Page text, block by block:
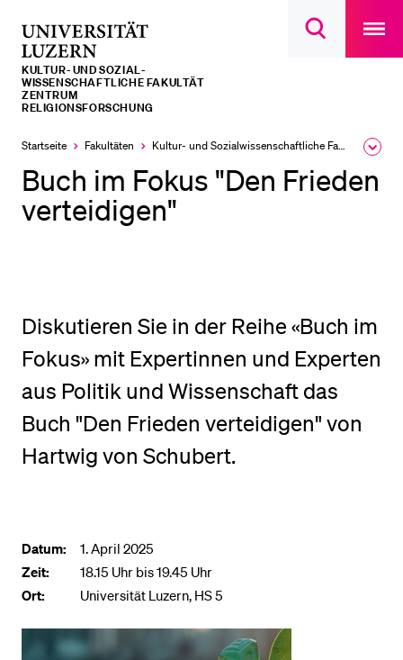
Suchdialog
main
KULTUR- UND SOZIAL­­­
WISSENSCHAFTLICHE FAKULTÄT
ZENTRUM
RELIGIONSFORSCHUNG
Startseite Fakultäten Kultur- und Sozial­­wissenschaftliche Fakultät
Buch im Fokus "Den Frieden
verteidigen"
Diskutieren Sie in der Reihe «Buch im
Fokus» mit Expertinnen und Experten
aus Politik und Wissenschaft das
Buch "Den Frieden verteidigen" von
Hartwig von Schubert.
Datum:
1. April 2025
Zeit:
18.15 Uhr bis 19.45 Uhr
Ort:
Universität Luzern, HS 5
LETZTE SUCHEN
Sie haben noch keine Suche getätigt.
Schulklassen und Lehrpersonen
Studien­interessierte
Studierende
Stellensuchende
Förderer
Medien
BELIEBTE INHALTE
Sportangebot
Menuplan Mensa